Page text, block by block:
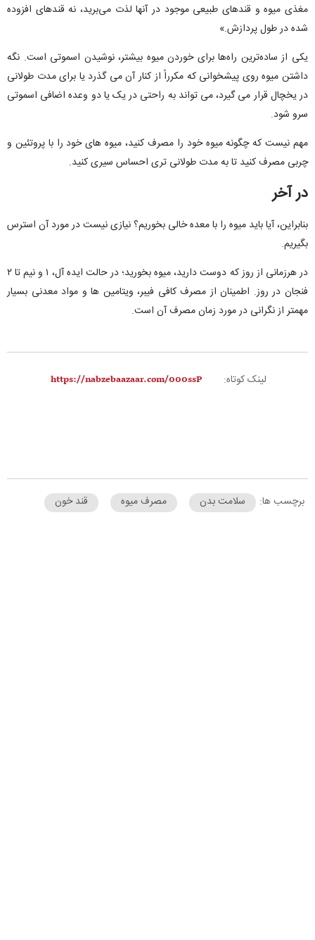
مغذی میوه و قندهای طبیعی موجود در آنها لذت می‌برید، نه قندهای افزوده
شده در طول پردازش.»
یکی از ساده‌ترین راه‌ها برای خوردن میوه بیشتر، نوشیدن اسموتی‌ است. نگه
داشتن میوه روی پیشخوانی که مکرراً از کنار آن می گذرد یا برای مدت طولانی
در یخچال قرار می گیرد، می تواند به راحتی در یک یا دو وعده اضافی اسموتی
سرو شود.
مهم نیست که چگونه میوه خود را مصرف کنید، میوه های خود را با پروتئین و
چربی مصرف کنید تا به مدت طولانی تری احساس سیری کنید.
در آخر
بنابراین، آیا باید میوه را با معده خالی بخوریم؟ نیازی نیست در مورد آن استرس
بگیریم.
در هرزمانی از روز که دوست دارید، میوه بخورید؛ در حالت ایده آل، ۱ و نیم تا ۲
فنجان در روز. اطمینان از مصرف کافی فیبر، ویتامین ها و مواد معدنی بسیار
مهمتر از نگرانی در مورد زمان مصرف آن است.
لینک کوتاه:
برچسب ها: سلامت بدن مصرف میوه قند خون